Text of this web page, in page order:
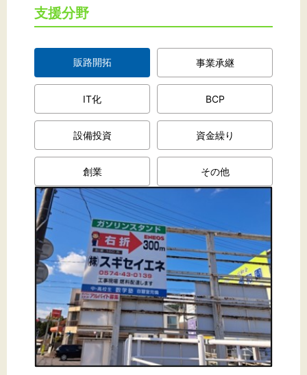
支援分野
販路開拓 事業承継
IT化 BCP
設備投資 資金繰り
創業 その他